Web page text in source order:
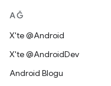
AĞ
X'te @Android
X'te @AndroidDev
Android Blogu